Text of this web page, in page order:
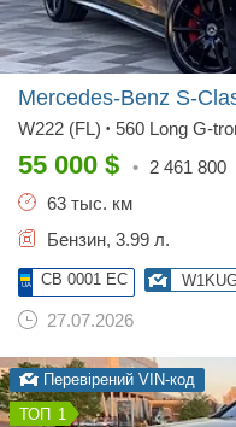
Mercedes-Benz S-
W222 (FL) • 560 Long G-
55 000 $ • 2 461 800
63 тыс. км
Бензин, 3.99 л.
CB 0001 EC
27.07.2026
Перевірений VIN-код
1